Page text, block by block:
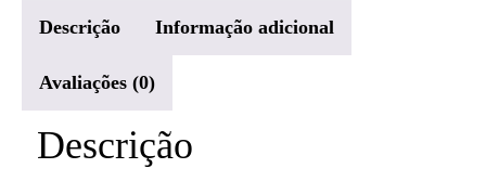
Descrição Informação adicional
Avaliações (0)
Descrição